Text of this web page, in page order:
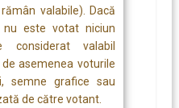
valabile). Dacă
este votat niciun
considerat valabil
asemenea voturile
semne grafice sau
de către votant.